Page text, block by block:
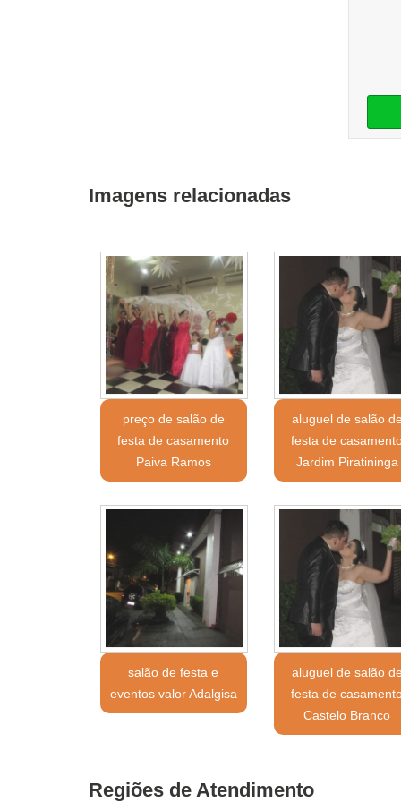
Imagens relacionadas
preço de salão de
festa de casamento
Paiva Ramos
aluguel de salão
festa de
Jardim Piratininga
salão de festa e
eventos valor Adalgisa
aluguel de salão
festa de
Castelo Branco
Regiões de Atendimento